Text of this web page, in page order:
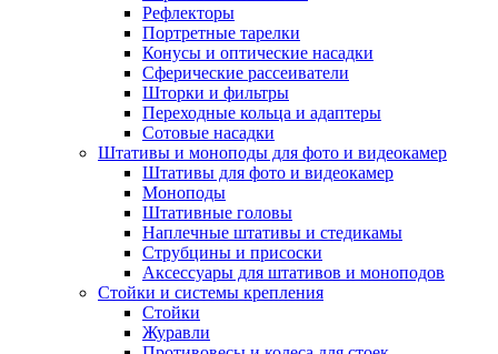
Рефлекторы
Портретные тарелки
Конусы и оптические насадки
Сферические рассеиватели
Шторки и фильтры
Переходные кольца и адаптеры
Сотовые насадки
Штативы и моноподы для фото и видеокамер
Штативы для фото и видеокамер
Моноподы
Штативные головы
Наплечные штативы и стедикамы
Струбцины и присоски
Аксессуары для штативов и моноподов
Стойки и системы крепления
Стойки
Журавли